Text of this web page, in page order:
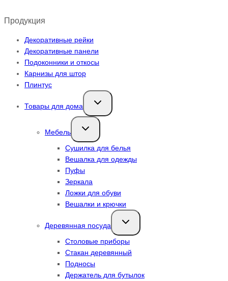
Продукция
Декоративные рейки
Декоративные панели
Подоконники и откосы
Карнизы для штор
Плинтус
Товары для дома
Переключить
дочернее
Мебель
Переключить
дочернее
Сушилка для белья
Вешалка для одежды
Пуфы
Зеркала
Ложки для обуви
Вешалки и крючки
Деревянная посуда
Переключить
дочернее
Столовые приборы
Стакан деревянный
Подносы
Держатель для бутылок